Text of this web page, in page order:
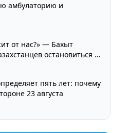
амбулаторию и
от нас?» — Бахыт
остановиться и
пять лет: почему
23 августа